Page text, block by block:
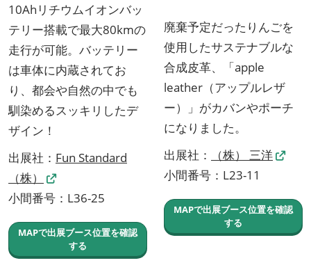
10Ahリチウムイオンバッ
テリー搭載で最大80kmの
走行が可能。バッテリー
は車体に内蔵されてお
り、都会や自然の中でも
馴染めるスッキリしたデ
ザイン！
出展社： Fun Standard
（株）
小間番号：L36-25
MAPで出展ブース位置を確認
する
廃棄予定だったりんごを
使用したサステナブルな
合成皮革、「apple
leather（アップルレザ
ー）」がカバンやポーチ
になりました。
出展社：
（株） 三洋
小間番号：L23-11
MAPで出展ブース位置を確認
する